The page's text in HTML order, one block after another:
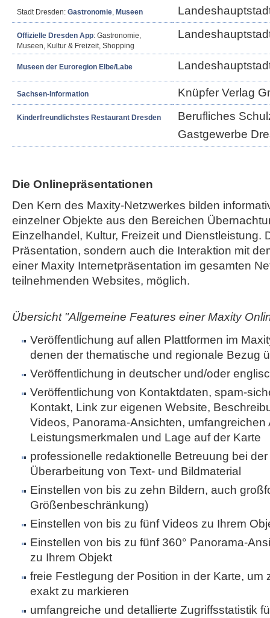
Stadt Dresden: Gastronomie, Museen
Offizielle Dresden App: Gastronomie,
Museen, Kultur & Freizeit, Shopping
Museen der Euroregion Elbe/Labe
Sachsen-Information Knüpfer Verlag
Kinderfreundlichstes Restaurant Dresden
Berufliches
Gastgewerbe
Die Onlinepräsentationen
Den Kern des Maxity-Netzwerkes bilden
einzelner Objekte aus den Bereichen
Einzelhandel, Kultur, Freizeit und Dienstleistung.
Präsentation, sondern auch die Interaktion mit
einer Maxity Internetpräsentation im gesamten
teilnehmenden Websites, möglich.
Übersicht "Allgemeine Features einer Maxity
Veröffentlichung auf allen Plattformen im
denen der thematische und regionale Bezug
Veröffentlichung in deutscher und/oder
Veröffentlichung von Kontaktdaten, spam-
Kontakt, Link zur eigenen Website,
Videos, Panorama-Ansichten, umfangreichen
Leistungsmerkmalen und Lage auf der Karte
professionelle redaktionelle Betreuung bei
Überarbeitung von Text- und Bildmaterial
Einstellen von bis zu zehn Bildern, auch
Größenbeschränkung)
Einstellen von bis zu fünf Videos zu Ihrem
Einstellen von bis zu fünf 360° Panorama-
zu Ihrem Objekt
freie Festlegung der Position in der Karte, um
exakt zu markieren
umfangreiche und detallierte Zugriffsstatistik